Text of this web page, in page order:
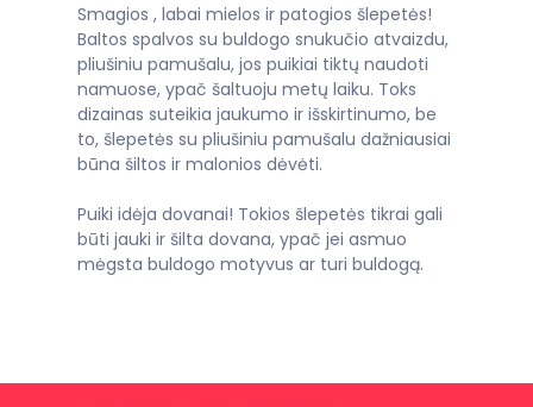
Smagios , labai mielos ir patogios šlepetės!
Baltos spalvos su buldogo snukučio atvaizdu,
pliušiniu pamušalu, jos puikiai tiktų naudoti
namuose, ypač šaltuoju metų laiku. Toks
dizainas suteikia jaukumo ir išskirtinumo, be
to, šlepetės su pliušiniu pamušalu dažniausiai
būna šiltos ir malonios dėvėti.
Puiki idėja dovanai! Tokios šlepetės tikrai gali
būti jauki ir šilta dovana, ypač jei asmuo
mėgsta buldogo motyvus ar turi buldogą.